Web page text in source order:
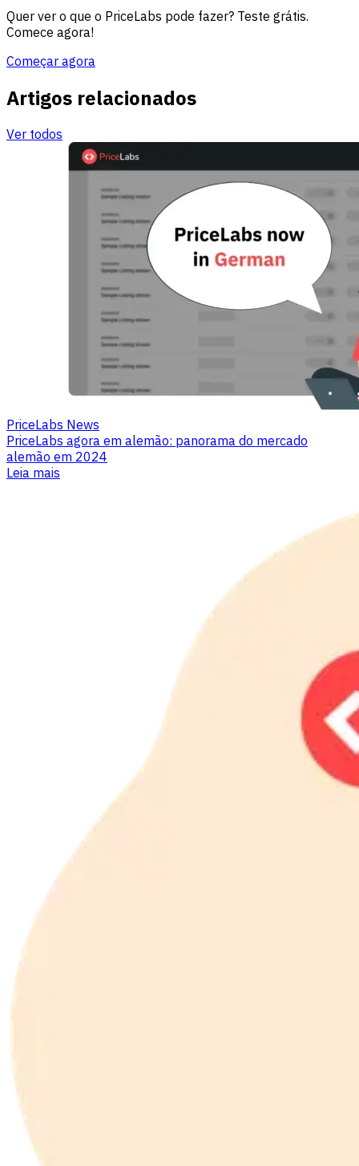
Quer ver o que o PriceLabs pode fazer? Teste grátis.
Comece agora!
Começar agora
Artigos relacionados
Ver todos
PriceLabs News
PriceLabs agora em alemão: panorama do mercado
alemão em 2024
Leia mais